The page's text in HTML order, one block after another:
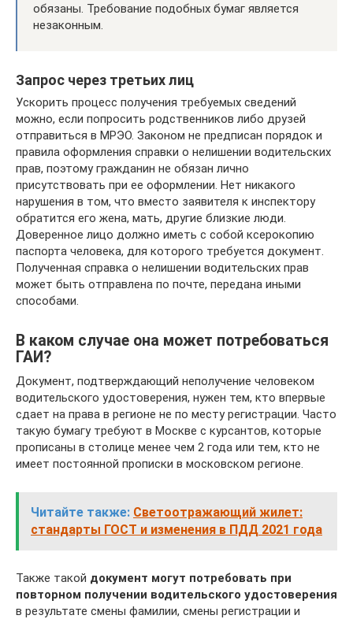
обязаны. Требование подобных бумаг является
незаконным.
Запрос через третьих лиц
Ускорить процесс получения требуемых сведений
можно, если попросить родственников либо друзей
отправиться в МРЭО. Законом не предписан порядок и
правила оформления справки о нелишении водительских
прав, поэтому гражданин не обязан лично
присутствовать при ее оформлении. Нет никакого
нарушения в том, что вместо заявителя к инспектору
обратится его жена, мать, другие близкие люди.
Доверенное лицо должно иметь с собой ксерокопию
паспорта человека, для которого требуется документ.
Полученная справка о нелишении водительских прав
может быть отправлена по почте, передана иными
способами.
В каком случае она может потребоваться
ГАИ?
Документ, подтверждающий неполучение человеком
водительского удостоверения, нужен тем, кто впервые
сдает на права в регионе не по месту регистрации. Часто
такую бумагу требуют в Москве с курсантов, которые
прописаны в столице менее чем 2 года или тем, кто не
имеет постоянной прописки в московском регионе.
Читайте также: Светоотражающий жилет:
стандарты ГОСТ и изменения в ПДД 2021 года
Также такой документ могут потребовать при
повторном получении водительского удостоверения
в результате смены фамилии, смены регистрации и